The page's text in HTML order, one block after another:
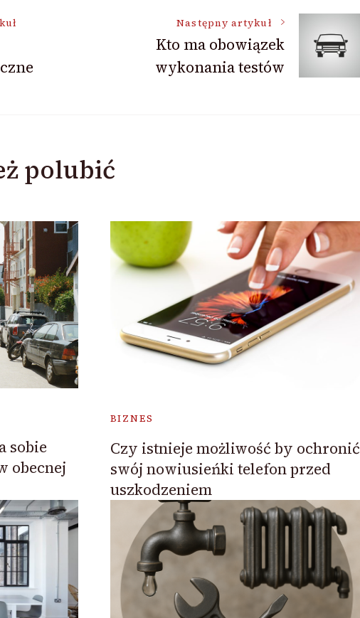
Następny artykuł
Kto ma obowiązek
wykonania testów
polubić
sobie
obecnej
BIZNES
Czy istnieje możliwość by ochronić
swój nowiusieńki telefon przed
uszkodzeniem